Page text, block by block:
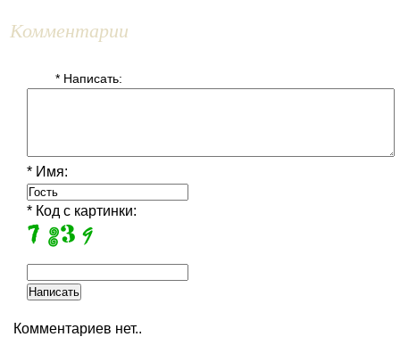
Комментарии
* Написать:
* Имя:
* Код с картинки:
Комментариев нет..